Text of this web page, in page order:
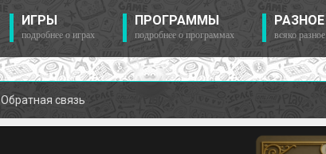
ИГРЫ
подробнее о играх
ПРОГРАММЫ
подробнее о программах
РАЗНОЕ
всяко разное
Обратная связь